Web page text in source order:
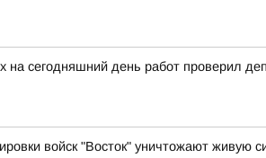
на сегодняшний день работ проверил
войск "Восток" уничтожают живую